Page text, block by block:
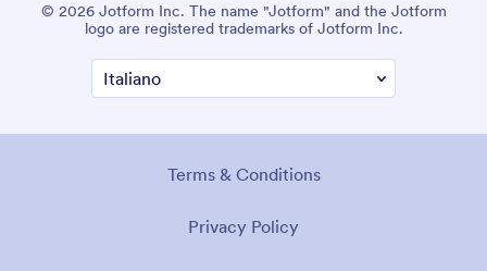
© 2026 Jotform Inc. The name "Jotform" and the Jotform
logo are registered trademarks of Jotform Inc.
Terms & Conditions
Privacy Policy